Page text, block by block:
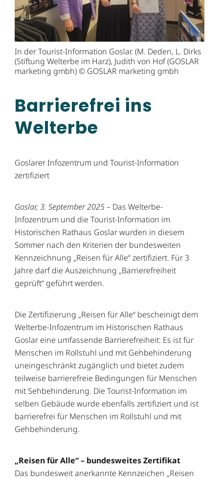
In der Tourist-Information Goslar. (M. Deden, L. Dirks
(Stiftung Welterbe im Harz), Judith von Hof (GOSLAR
marketing gmbh) © GOSLAR marketing gmbh
Barrierefrei ins
Welterbe
Goslarer Infozentrum und Tourist-Information
zertifiziert
Goslar, 3. September 2025– Das Welterbe-
Infozentrum und die Tourist-Information im
Historischen Rathaus Goslar wurden in diesem
Sommer nach den Kriterien der bundesweiten
Kennzeichnung „Reisen für Alle“ zertifiziert. Für 3
Jahre darf die Auszeichnung „Barrierefreiheit
geprüft“ geführt werden.
Die Zertifizierung „Reisen für Alle“ bescheinigt dem
Welterbe-Infozentrum im Historischen Rathaus
Goslar eine umfassende Barrierefreiheit: Es ist für
Menschen im Rollstuhl und mit Gehbehinderung
uneingeschränkt zugänglich und bietet zudem
teilweise barrierefreie Bedingungen für Menschen
mit Sehbehinderung. Die Tourist-Information im
selben Gebäude wurde ebenfalls zertifiziert und ist
barrierefrei für Menschen im Rollstuhl und mit
Gehbehinderung.
„Reisen für Alle“ – bundesweites Zertifikat
Das bundesweit anerkannte Kennzeichen „Reisen